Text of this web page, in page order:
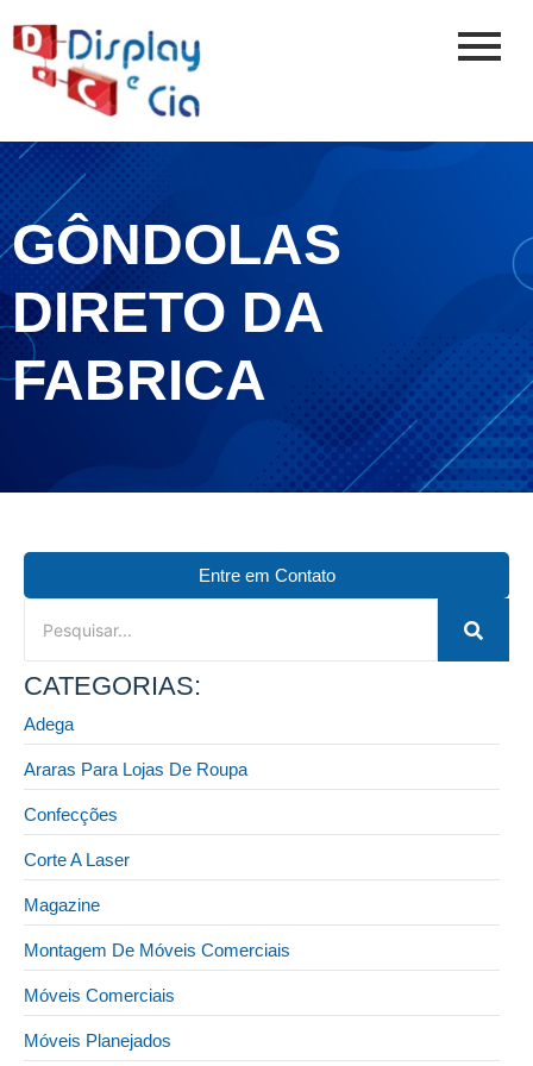
GÔNDOLAS
DIRETO DA
FABRICA
Entre em Contato
CATEGORIAS:
Adega
Araras Para Lojas De Roupa
Confecções
Corte A Laser
Magazine
Montagem De Móveis Comerciais
Móveis Comerciais
Móveis Planejados